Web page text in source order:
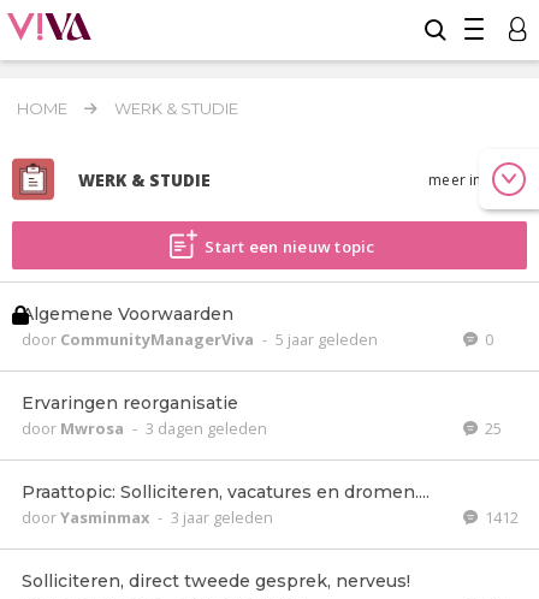
HOME WERK & STUDIE
WERK & STUDIE meer info
Start een nieuw topic
Algemene Voorwaarden
door CommunityManagerViva - 5 jaar geleden 0
Ervaringen reorganisatie
door Mwrosa - 3 dagen geleden 25
Praattopic: Solliciteren, vacatures en dromen....
doorYasminmax - 3 jaar geleden 1412
Solliciteren, direct tweede gesprek, nerveus!